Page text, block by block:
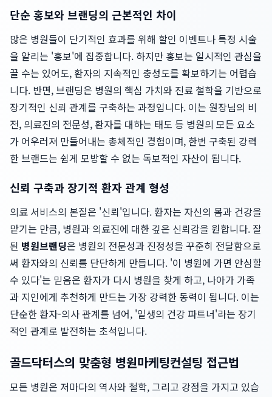
단순 홍보와 브랜딩의 근본적인 차이
많은 병원들이 단기적인 효과를 위해 할인 이벤트나 특정 시술
을 알리는 '홍보'에 집중합니다. 하지만 홍보는 일시적인 관심을
끌 수는 있어도, 환자의 지속적인 충성도를 확보하기는 어렵습
니다. 반면, 브랜딩은 병원의 핵심 가치와 진료 철학을 기반으로
장기적인 신뢰 관계를 구축하는 과정입니다. 이는 원장님의 비
전, 의료진의 전문성, 환자를 대하는 태도 등 병원의 모든 요소
가 어우러져 만들어내는 총체적인 경험이며, 한번 구축된 강력
한 브랜드는 쉽게 모방할 수 없는 독보적인 자산이 됩니다.
신뢰 구축과 장기적 환자 관계 형성
의료 서비스의 본질은 '신뢰'입니다. 환자는 자신의 몸과 건강을
맡기는 만큼, 병원과 의료진에 대한 깊은 신뢰감을 원합니다. 잘
된 병원브랜딩은 병원의 전문성과 진정성을 꾸준히 전달함으로
써 환자와의 신뢰를 단단하게 만듭니다. '이 병원에 가면 안심할
수 있다'는 믿음은 환자가 다시 병원을 찾게 하고, 나아가 가족
과 지인에게 추천하게 만드는 가장 강력한 동력이 됩니다. 이는
단순한 환자-의사 관계를 넘어, '일생의 건강 파트너'라는 장기
적인 관계로 발전하는 초석입니다.
골드닥터스의 맞춤형 병원마케팅컨설팅 접근법
모든 병원은 저마다의 역사와 철학, 그리고 강점을 가지고 있습